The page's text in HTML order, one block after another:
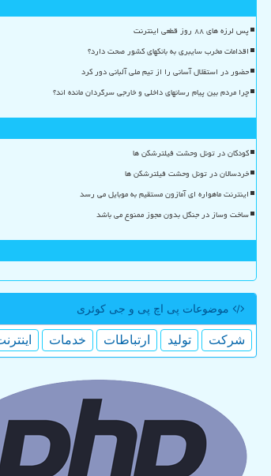
پس لرزه های ۸۸ روز قطعی اینترنت
اقدامات مخرب سایبری به بانکهای کشور صحت دارد؟
حضور در استقلال آسانی را از تیم ملی آلبانی دور کرد
چرا مردم بین پیام رسانهای داخلی و خارجی سرگردان مانده اند؟
کودکان در تونل وحشت فیلترشکن ها
خردسالان در تونل وحشت فیلترشکن ها
اینترنت ماهواره ای آمازون مستقیم به موبایل می رسد
ساخت وساز در جنگل بدون مجوز ممنوع می باشد
موضوعات پی اچ پی و جی كوئری
شركت تولید ارتباطات خدمات